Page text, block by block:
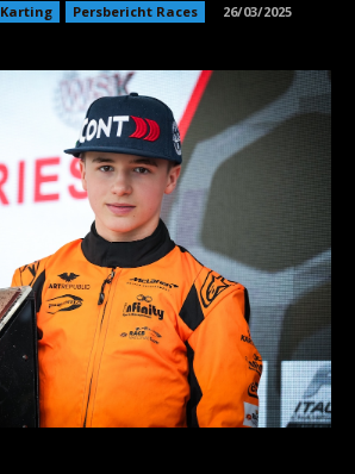
Karting Persbericht Races 26/03/2025